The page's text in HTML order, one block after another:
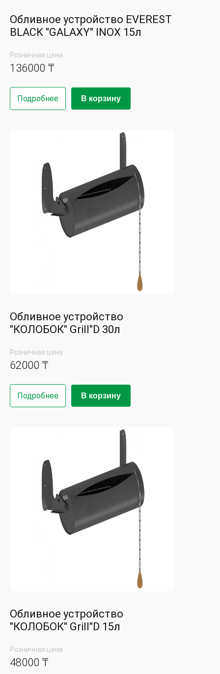
Обливное устройство EVEREST
BLACK "GALAXY" INOX 15л
Розничная цена
136000 ₸
Подробнее В корзину
Обливное устройство
"КОЛОБОК" Grill"D 30л
Розничная цена
62000 ₸
Подробнее В корзину
Обливное устройство
"КОЛОБОК" Grill"D 15л
Розничная цена
48000 ₸